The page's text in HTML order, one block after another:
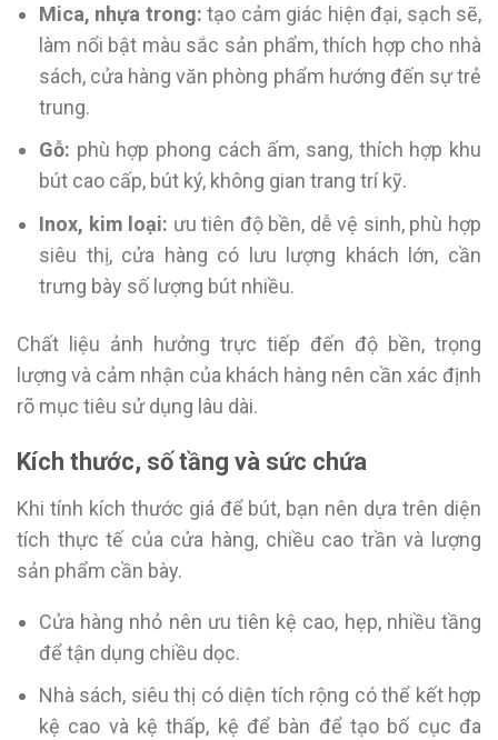
Mica, nhựa trong: tạo cảm giác hiện đại, sạch sẽ,
làm nổi bật màu sắc sản phẩm, thích hợp cho nhà
sách, cửa hàng văn phòng phẩm hướng đến sự trẻ
trung.
Gỗ: phù hợp phong cách ấm, sang, thích hợp khu
bút cao cấp, bút ký, không gian trang trí kỹ.
Inox, kim loại: ưu tiên độ bền, dễ vệ sinh, phù hợp
siêu thị, cửa hàng có lưu lượng khách lớn, cần
trưng bày số lượng bút nhiều.
Chất liệu ảnh hưởng trực tiếp đến độ bền, trọng
lượng và cảm nhận của khách hàng nên cần xác định
rõ mục tiêu sử dụng lâu dài.
Kích thước, số tầng và sức chứa
Khi tính kích thước giá để bút, bạn nên dựa trên diện
tích thực tế của cửa hàng, chiều cao trần và lượng
sản phẩm cần bày.
Cửa hàng nhỏ nên ưu tiên kệ cao, hẹp, nhiều tầng
để tận dụng chiều dọc.
Nhà sách, siêu thị có diện tích rộng có thể kết hợp
kệ cao và kệ thấp, kệ để bàn để tạo bố cục đa